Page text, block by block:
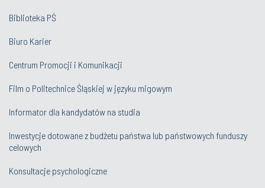
Biblioteka PŚ
Biuro Karier
Centrum Promocji i Komunikacji
Film o Politechnice Śląskiej w języku migowym
Informator dla kandydatów na studia
Inwestycje dotowane z budżetu państwa lub państwowych funduszy
celowych
Konsultacje psychologiczne